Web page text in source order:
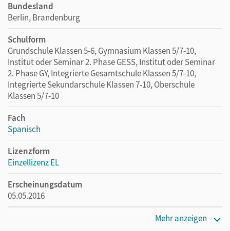
Bundesland
Berlin, Brandenburg
Schulform
Grundschule Klassen 5-6, Gymnasium Klassen 5/7-10,
Institut oder Seminar 2. Phase GESS, Institut oder Seminar
2. Phase GY, Integrierte Gesamtschule Klassen 5/7-10,
Integrierte Sekundarschule Klassen 7-10, Oberschule
Klassen 5/7-10
Fach
Spanisch
Lizenzform
Einzellizenz EL
Erscheinungsdatum
05.05.2016
Mehr anzeigen